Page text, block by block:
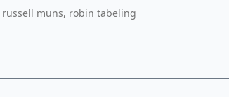
muns, robin tabeling